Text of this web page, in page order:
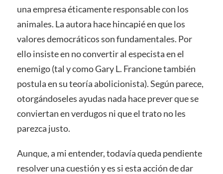
una empresa éticamente responsable con los
animales. La autora hace hincapié en que los
valores democráticos son fundamentales. Por
ello insiste en no convertir al especista en el
enemigo (tal y como Gary L. Francione también
postula en su teoría abolicionista). Según parece,
otorgándoseles ayudas nada hace prever que se
conviertan en verdugos ni que el trato no les
parezca justo.
Aunque, a mi entender, todavía queda pendiente
resolver una cuestión y es si esta acción de dar